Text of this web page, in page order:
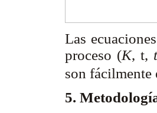
Las
proceso (K, t, t
son
5.